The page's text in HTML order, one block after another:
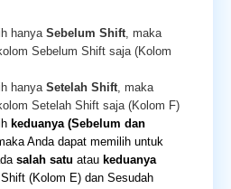
hanya Sebelum Shift, maka
Sebelum Shift saja (Kolom
hanya Setelah Shift, maka
Setelah Shift saja (Kolom F)
keduanya (Sebelum dan
Anda dapat memilih untuk
salah satu atau keduanya
(Kolom E) dan Sesudah